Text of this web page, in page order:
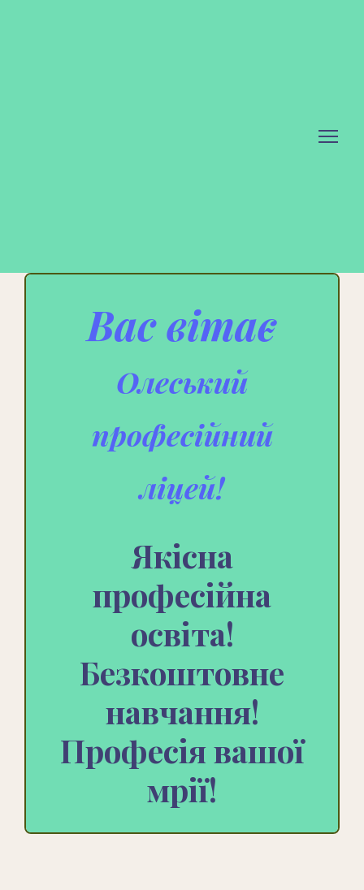
Вас вітає
Олеський
професійний
ліцей!
Якісна
професійна
освіта!
Безкоштовне
навчання!
Професія вашої
мрії!